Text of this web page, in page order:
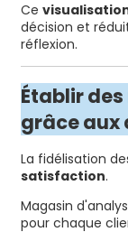
Ce
décision et
réflexion.
Établir
grâce aux
La fidélisation
satisfaction.
Magasin
pour chaque